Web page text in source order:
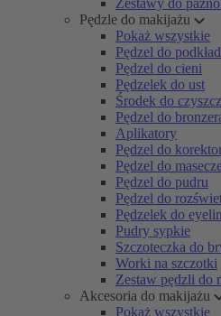
Zestawy do
Pędzle do makijażu
Pokaż wszystkie
Pędzel do
Pędzel do cieni
Pędzelek do ust
Środek do
Pędzel do
Aplikatory
Pędzel do
Pędzel do
Pędzel do pudru
Pędzel do
Pędzelek do
Pudry sypkie
Szczoteczka do
Worki na szczotki
Zestaw pędzli do
Akcesoria do makijażu
Pokaż wszystkie